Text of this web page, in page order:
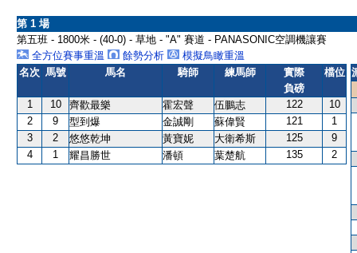
第 1 場
第五班 - 1800米 - (40-0) - 草地 - "A" 賽道 - PANASONIC空調機讓賽
全方位賽事重溫
餘勢分析
模擬鳥瞰重溫
名次 馬號 馬名 騎師 練馬師
實際
負磅
檔位
1 10 齊歡最樂 霍宏聲 伍鵬志 122
10
2
9 型到爆 金誠剛 蘇偉賢 121
1
3
2 悠悠乾坤 黃寶妮 大衛希斯 125
9
4
1 耀昌勝世 潘頓 葉楚航 135 2